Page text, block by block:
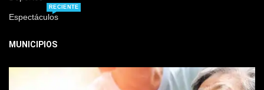
Espectáculos
RECIENTE
MUNICIPIOS